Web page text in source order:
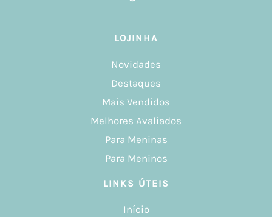
LOJINHA
Novidades
Destaques
Mais Vendidos
Melhores Avaliados
Para Meninas
Para Meninos
LINKS ÚTEIS
Início